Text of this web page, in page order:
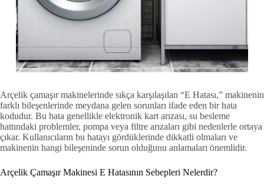
Arçelik çamaşır makinelerinde sıkça karşılaşılan “E Hatası,” makinenin
farklı bileşenlerinde meydana gelen sorunları ifade eden bir hata
kodudur. Bu hata genellikle elektronik kart arızası, su besleme
hattındaki problemler, pompa veya filtre arızaları gibi nedenlerle ortaya
çıkar. Kullanıcıların bu hatayı gördüklerinde dikkatli olmaları ve
makinenin hangi bileşeninde sorun olduğunu anlamaları önemlidir.
Arçelik Çamaşır Makinesi E Hatasının Sebepleri Nelerdir?